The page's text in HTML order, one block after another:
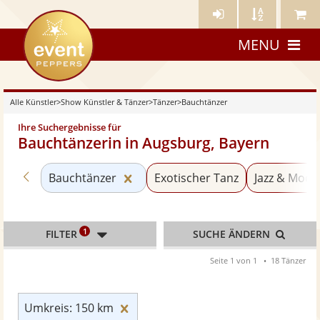
Künstler- Künstler Meine
eventpeppers
MENU
Alle Künstler>Show Künstler & Tänzer>Tänzer>Bauchtänzer
Ihre Suchergebnisse für
Bauchtänzerin in Augsburg, Bayern
Zurück zu «Tänzer»
Bauchtänzer Kategorie «Bauchtänzer»
Exotischer Tanz Jazz &
Umkreis: 150 km
FILTER 1 SUCHE ÄNDERN
Seite 1 von 1 18 Tänzer